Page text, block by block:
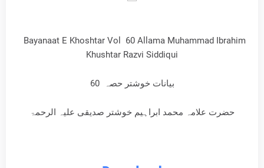
Bayanaat E Khoshtar Vol 60 Allama Muhammad Ibrahim
Khushtar Razvi Siddiqui
حضرت علامہ محمد ابراہیم خوشتر صدیقی علیہ الرحمۃ